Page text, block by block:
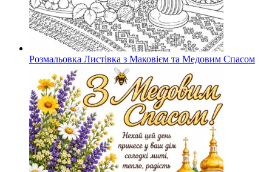
Розмальовка Листівка з Маковієм та Медовим Спасом